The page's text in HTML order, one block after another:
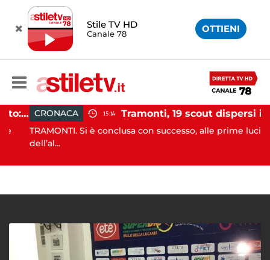
Stile TV HD
Canale 78 OTTIENI
Incidente agricolo nel Cilento: trattore si ribalta, muore 71enne CRONACA 15:14 Tramonti, 19 scout dispersi in montagna salvati dai vigili del fuoco
TRAMONTI. Si è conclusa con successo, alle prime luci
dell’al...